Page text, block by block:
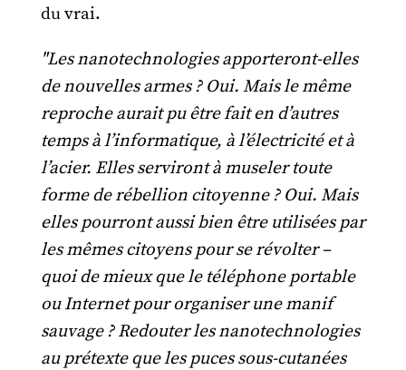
du vrai.
"Les nanotechnologies apporteront-elles
de nouvelles armes ? Oui. Mais le même
reproche aurait pu être fait en d’autres
temps à l’informatique, à l’électricité et à
l’acier. Elles serviront à museler toute
forme de rébellion citoyenne ? Oui. Mais
elles pourront aussi bien être utilisées par
les mêmes citoyens pour se révolter –
quoi de mieux que le téléphone portable
ou Internet pour organiser une manif
sauvage ? Redouter les nanotechnologies
au prétexte que les puces sous-cutanées